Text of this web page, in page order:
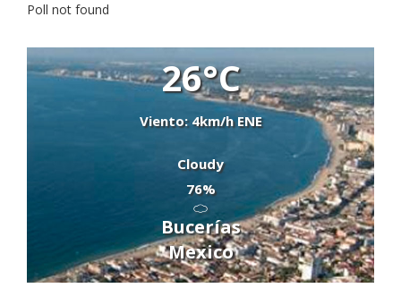
Poll not found
26°C
Viento: 4km/h ENE
Cloudy
76%
Bucerías
Mexico